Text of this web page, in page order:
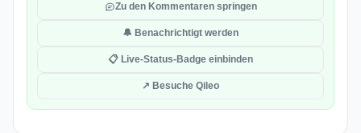
Zu den Kommentaren springen
🔔 Benachrichtigt werden
📋 Live-Status-Badge einbinden
↗ Besuche Qileo